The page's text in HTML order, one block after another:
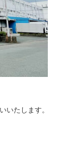
いたします。